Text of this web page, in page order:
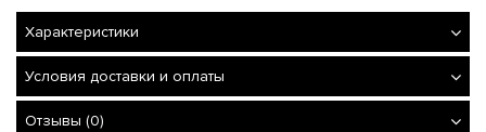
Характеристики
Условия доставки и оплаты
Отзывы (0)